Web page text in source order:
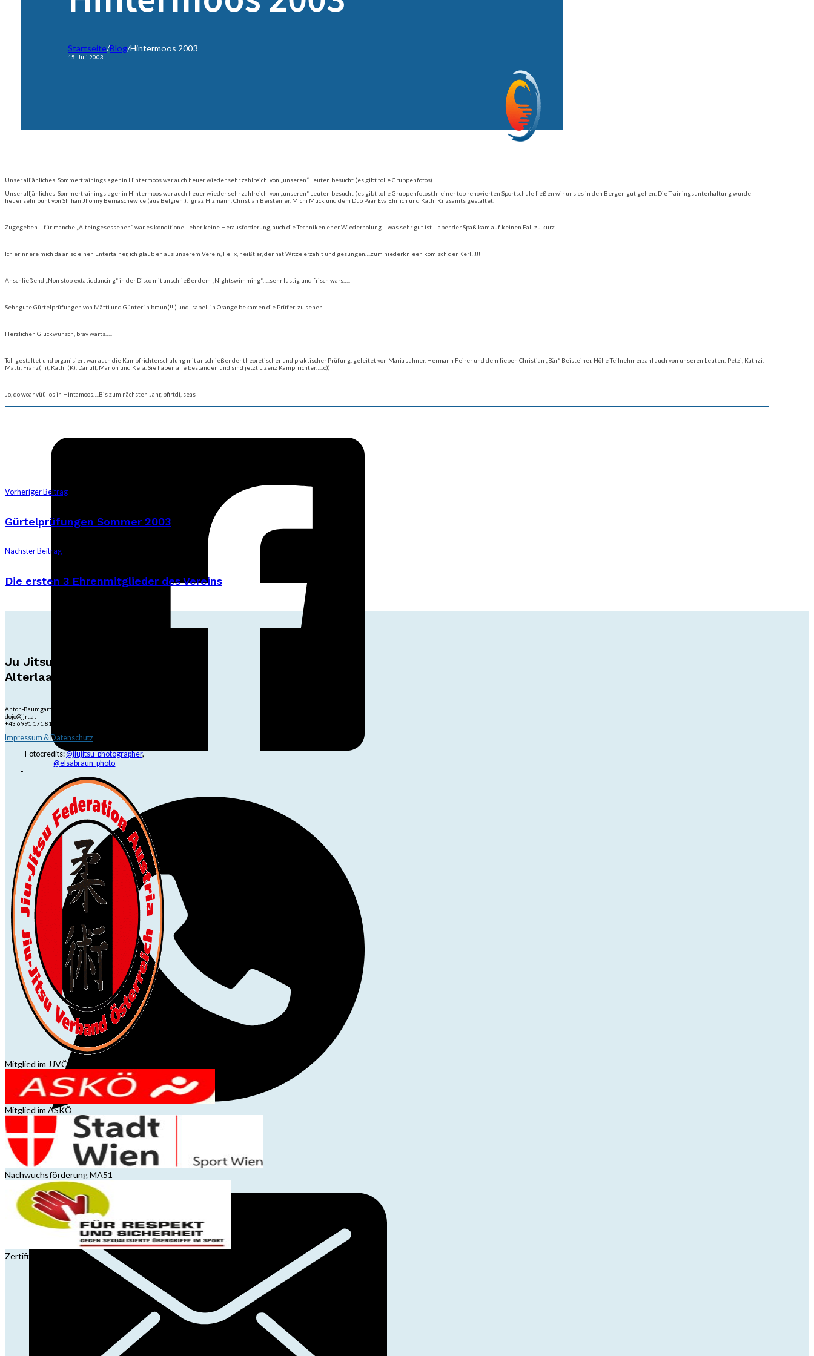
Startseite/Blog/Hintermoos 2003
15. Juli 2003
Unser alljähliches Sommertrainingslager in Hintermoos war auch heuer wieder sehr zahlreich von „unseren“ Leuten besucht (es gibt tolle Gruppenfotos)…
Unser alljähliches Sommertrainingslager in Hintermoos war auch heuer wieder sehr zahlreich von „unseren“ Leuten besucht (es gibt tolle Gruppenfotos).In einer top renovierten Sportschule ließen wir uns es in den Bergen gut gehen. Die Trainingsunterhaltung wurde
heuer sehr bunt von Shihan Jhonny Bernaschewice (aus Belgien!), Ignaz Hizmann, Christian Beisteiner, Michi Mück und dem Duo Paar Eva Ehrlich und Kathi Krizsanits gestaltet.
Zugegeben – für manche „Alteingesessenen“ war es konditionell eher keine Herausforderung, auch die Techniken eher Wiederholung – was sehr gut ist – aber der Spaß kam auf keinen Fall zu kurz……
Ich erinnere mich da an so einen Entertainer, ich glaub eh aus unserem Verein, Felix, heißt er, der hat Witze erzählt und gesungen….zum niederknieen komisch der Kerl!!!!!
Anschließend „Non stop extatic dancing“ in der Disco mit anschließendem „Nightswimming“…..sehr lustig und frisch wars…..
Sehr gute Gürtelprüfungen von Mätti und Günter in braun(!!!) und Isabell in Orange bekamen die Prüfer zu sehen.
Herzlichen Glückwunsch, brav warts…..
Toll gestaltet und organisiert war auch die Kampfrichterschulung mit anschließender theoretischer und praktischer Prüfung, geleitet von Maria Jahner, Hermann Feirer und dem lieben Christian „Bär“ Beisteiner. Höhe Teilnehmerzahl auch von unseren Leuten: Petzi, Kathzi,
Mätti, Franz(iii), Kathi (K), Danulf, Marion und Kefa. Sie haben alle bestanden und sind jetzt Lizenz Kampfrichter….:o))
Jo, do woar vüü los in Hintamoos….Bis zum nächsten Jahr, pfirtdi, seas
Vorheriger Beitrag
Gürtelprüfungen Sommer 2003
Nächster Beitrag
Die ersten 3 Ehrenmitglieder des Vereins
Ju Jitsu Ryu Tsunami
Alterlaa
Anton-Baumgartner-Str. 44/B8/01, 1230 Wien
dojo@jjrt.at
+43 6991 171 81 60
Impressum & Datenschutz
Fotocredits:@jiujitsu_photographer,
@elsabraun_photo
Mitglied im JJVÖ
Mitglied im ASKÖ
Nachwuchsförderung MA51
Zertifizierung